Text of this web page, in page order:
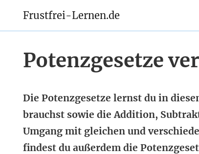
Frustfrei-Lernen.de
Potenzgesetze
Die Potenzgesetze lernst du in
brauchst sowie die Addition,
Umgang mit gleichen und
findest du außerdem die